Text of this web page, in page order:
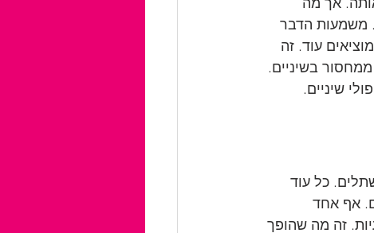
משמעות הדבר
עוד. זה
בשיניים.
שיניים.
כל עוד
אף אחד
זה מה שהופך